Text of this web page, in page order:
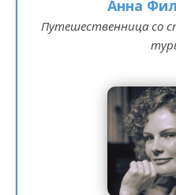
Анна
Путешественница со